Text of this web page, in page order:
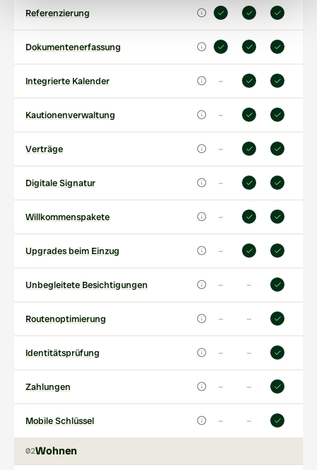
Referenzierung
Dokumentenerfassung
Integrierte Kalender –
Kautionenverwaltung –
Verträge –
Digitale Signatur –
Willkommenspakete –
Upgrades beim Einzug –
Unbegleitete Besichtigungen – –
Routenoptimierung – –
Identitätsprüfung – –
Zahlungen – –
Mobile Schlüssel – –
02Wohnen